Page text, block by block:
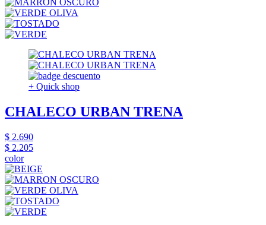
+ Quick shop
CHALECO URBAN TRENA
$ 2.690
$ 2.205
color